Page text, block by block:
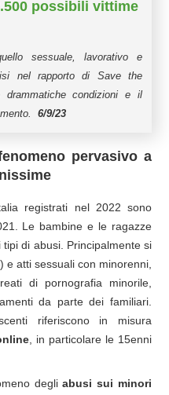
possibili vittime
sessuale, lavorativo e
nel rapporto di Save the
condizioni e il
6/9/23
pervasivo a
registrati nel 2022 sono
Le bambine e le ragazze
di abusi. Principalmente si
e atti sessuali con minorenni,
di pornografia minorile,
da parte dei familiari.
riferiscono in misura
, in particolare le 15enni
degliabusi sui minori